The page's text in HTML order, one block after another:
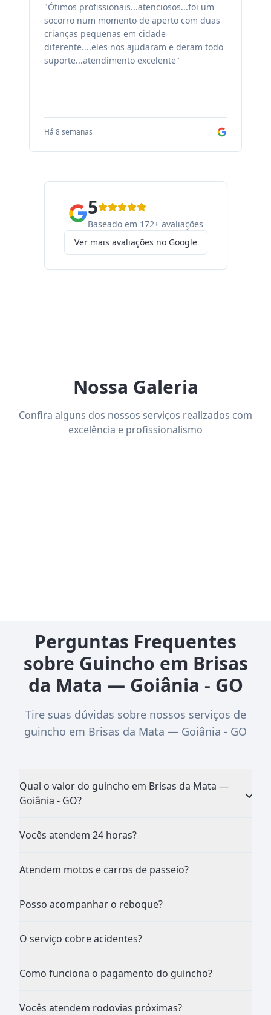
"Ótimos profissionais...atenciosos...foi um
socorro num momento de aperto com duas
crianças pequenas em cidade
diferente....eles nos ajudaram e deram todo
suporte...atendimento excelente"
Há 8 semanas
5
Baseado em 172+ avaliações
Ver mais avaliações no Google
Nossa Galeria
Confira alguns dos nossos serviços realizados com
excelência e profissionalismo
Perguntas Frequentes
sobre Guincho em Brisas
da Mata — Goiânia - GO
Tire suas dúvidas sobre nossos serviços de
guincho em Brisas da Mata — Goiânia - GO
Qual o valor do guincho em Brisas da Mata —
Goiânia - GO?
Vocês atendem 24 horas?
Atendem motos e carros de passeio?
Posso acompanhar o reboque?
O serviço cobre acidentes?
Como funciona o pagamento do guincho?
Vocês atendem rodovias próximas?